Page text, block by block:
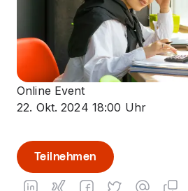
Online Event
22. Okt. 2024 18:00 Uhr
Teilnehmen